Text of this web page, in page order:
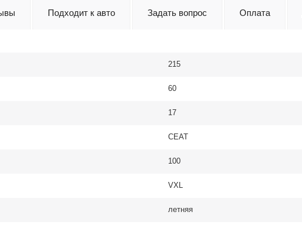
Подходит к авто Задать вопрос Оплата
215
60
17
CEAT
100
VXL
летняя